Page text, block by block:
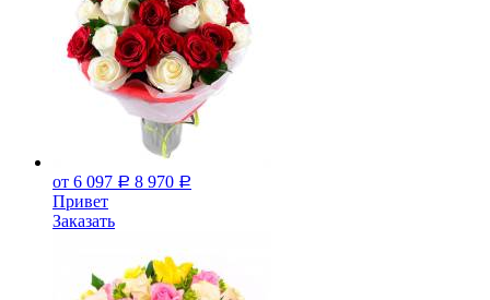
от 6 097 Р 8 970 Р
Привет
Заказать